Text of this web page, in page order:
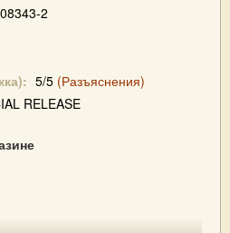
2
5/5 (Разъяснения)
RELEASE